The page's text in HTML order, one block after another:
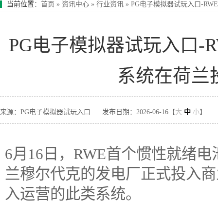
当前位置 ： 首页 » 资讯中心 » 行业资讯 » PG电子模拟器试玩入口-
PG电子模拟器试玩入口-
系统在荷兰
来源：PG电子模拟器试玩入口 发布日期：2026-06-16【大 中 小】
6月16日，RWE首个惯性就绪
兰穆尔代克的发电厂正式投入
入运营的此类系统。